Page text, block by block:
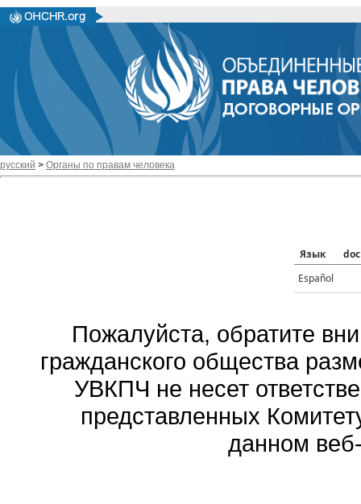
русский > Органы по правам человека
Язык
doc
Español
Пожалуйста, обратите
гражданского общества
УВКПЧ не несет
представленных
данном